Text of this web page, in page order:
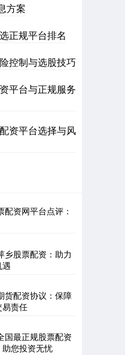
方案
正规平台排名
控制与选股技巧
平台与正规服务
资平台选择与风
资网平台点评：
乡股票配资：助力
货配资协议：保障
易责任
国最正规股票配资
您投资无忧